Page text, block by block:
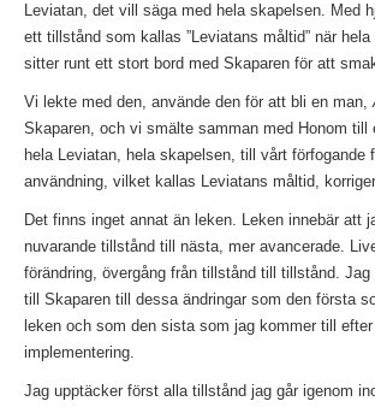
Leviatan, det vill säga med hela skapelsen. Med
ett tillstånd som kallas ”Leviatans måltid” när
sitter runt ett stort bord med Skaparen för att
Vi lekte med den, använde den för att bli en man,
Skaparen, och vi smälte samman med Honom till
hela Leviatan, hela skapelsen, till vårt förfogande
användning, vilket kallas Leviatans måltid,
Det finns inget annat än leken. Leken innebär att
nuvarande tillstånd till nästa, mer avancerade.
förändring, övergång från tillstånd till tillstånd. Jag
till Skaparen till dessa ändringar som den första
leken och som den sista som jag kommer till
implementering.
Jag upptäcker först alla tillstånd jag går igenom